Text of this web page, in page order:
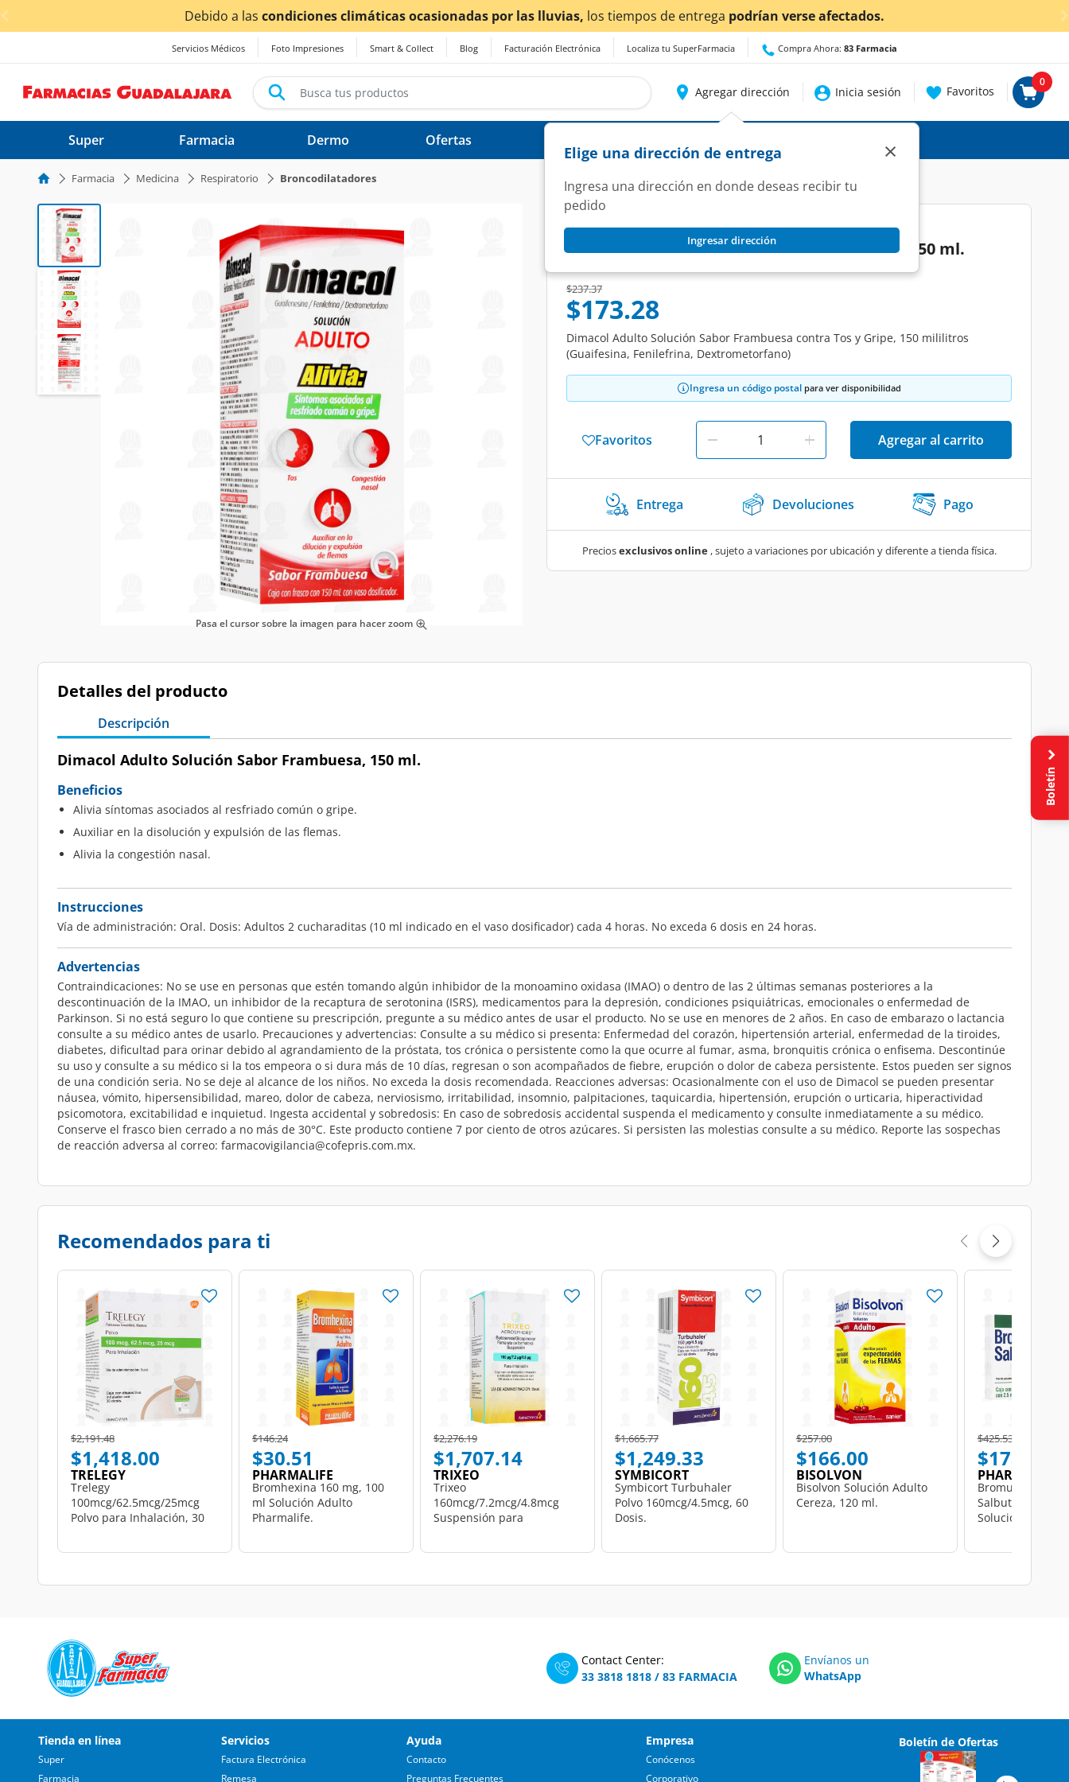
< div class="carousel-inner">
tiempos de entrega podrían verse afectados. ¡Ahora también en Aguascalientes!
Servicios Médicos Foto Impresiones Smart & Collect Blog Facturación Electrónica Localiza tu SuperFarmacia Compra Ahora: 83 Farmacia
Agregar dirección
Elige una dirección de entrega
Ingresa una dirección en donde deseas recibir tu
pedido
Ingresar dirección
×
Inicia sesión Favoritos
0
Super Farmacia Dermo Ofertas
Farmacia Medicina Respiratorio Broncodilatadores
Pasa el cursor sobre la imagen para hacer zoom
DIMACOL
Dimacol Adulto Solución Sabor Frambuesa, 150 ml.
Price reduced from
$237.37to
$173.28
Dimacol Adulto Solución Sabor Frambuesa contra Tos y Gripe, 150 mililitros
(Guaifesina, Fenilefrina, Dextrometorfano)
Ingresa un código postal para ver disponibilidad
Favoritos Agregar al carrito
Entrega Devoluciones Pago
Preciosexclusivos online, sujeto a variaciones por ubicación y diferente a tienda física.
Detalles del producto
Descripción
Dimacol Adulto Solución Sabor Frambuesa, 150 ml.
Beneficios
Alivia síntomas asociados al resfriado común o gripe.
Auxiliar en la disolución y expulsión de las flemas.
Alivia la congestión nasal.
Instrucciones
Vía de administración: Oral. Dosis: Adultos 2 cucharaditas (10 ml indicado en el vaso dosificador) cada 4 horas. No exceda 6 dosis en 24 horas.
Advertencias
Contraindicaciones: No se use en personas que estén tomando algún inhibidor de la monoamino oxidasa (IMAO) o dentro de las 2 últimas semanas posteriores a la
descontinuación de la IMAO, un inhibidor de la recaptura de serotonina (ISRS), medicamentos para la depresión, condiciones psiquiátricas, emocionales o enfermedad de
Parkinson. Si no está seguro lo que contiene su prescripción, pregunte a su médico antes de usar el producto. No se use en menores de 2 años. En caso de embarazo o lactancia
consulte a su médico antes de usarlo. Precauciones y advertencias: Consulte a su médico si presenta: Enfermedad del corazón, hipertensión arterial, enfermedad de la tiroides,
diabetes, dificultad para orinar debido al agrandamiento de la próstata, tos crónica o persistente como la que ocurre al fumar, asma, bronquitis crónica o enfisema. Descontinúe
su uso y consulte a su médico si la tos empeora o si dura más de 10 días, regresan o son acompañados de fiebre, erupción o dolor de cabeza persistente. Estos pueden ser signos
de una condición seria. No se deje al alcance de los niños. No exceda la dosis recomendada. Reacciones adversas: Ocasionalmente con el uso de Dimacol se pueden presentar
náusea, vómito, hipersensibilidad, mareo, dolor de cabeza, nerviosismo, irritabilidad, insomnio, palpitaciones, taquicardia, hipertensión, erupción o urticaria, hiperactividad
psicomotora, excitabilidad e inquietud. Ingesta accidental y sobredosis: En caso de sobredosis accidental suspenda el medicamento y consulte inmediatamente a su médico.
Conserve el frasco bien cerrado a no más de 30°C. Este producto contiene 7 por ciento de otros azúcares. Si persisten las molestias consulte a su médico. Reporte las sospechas
de reacción adversa al correo: farmacovigilancia@cofepris.com.mx.
Recomendados para ti
Price reduced from
$2,191.48to
$1,418.00
TRELEGY
Trelegy
100mcg/62.5mcg/25mcg
Polvo para Inhalación, 30
Price reduced from
$146.24to
$30.51
PHARMALIFE
Bromhexina 160 mg, 100
ml Solución Adulto
Pharmalife.
Price reduced from
$2,276.19to
$1,707.14
TRIXEO
Trixeo
160mcg/7.2mcg/4.8mcg
Suspensión para
Price reduced from
$1,665.77to
$1,249.33
SYMBICORT
Symbicort Turbuhaler
Polvo 160mcg/4.5mcg, 60
Dosis.
Price reduced from
$257.00to
$166.00
BISOLVON
Bisolvon Solución Adulto
Cereza, 120 ml.
Price reduced from
$425.53
$178.51
PHARMALIFE
Bromuro de
Salbutamol
Solución, 10
Contact Center:
33 3818 1818 / 83 FARMACIA
Envíanos un
WhatsApp
Tienda en línea
Super
Farmacia
Servicios
Factura Electrónica
Remesa
Ayuda
Contacto
Preguntas Frecuentes
Empresa
Conócenos
Corporativo
Boletín de Ofertas
Boletín